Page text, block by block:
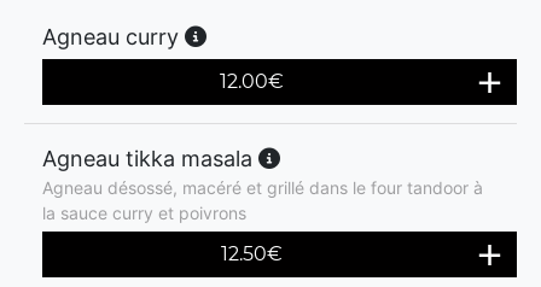
Agneau curry
12.00€
Agneau tikka masala
Agneau désossé, macéré et grillé dans le four tandoor à
la sauce curry et poivrons
12.50€